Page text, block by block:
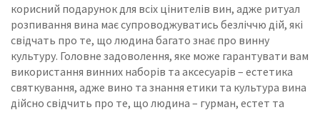
корисний подарунок для всіх цінителів вин, адже ритуал
розпивання вина має супроводжуватись безліччю дій, які
свідчать про те, що людина багато знає про винну
культуру. Головне задоволення, яке може гарантувати вам
використання винних наборів та аксесуарів – естетика
святкування, адже вино та знання етики та культура вина
дійсно свідчить про те, що людина – гурман, естет та